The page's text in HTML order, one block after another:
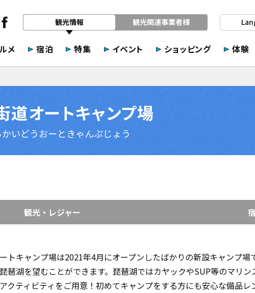
観光情報 観光関連事業者様
メ 宿泊 特集 イベント ショッピング 体験
道オートキャンプ場
かいどうおーときゃんぷじょう
観光・レジャー
トキャンプ場は2021年4月にオープンしたばかりの新設キャンプ場
琶湖を望むことができます。琵琶湖ではカヤックやSUP等のマリ
クティビティをご用意！初めてキャンプをする方にも安心な備品